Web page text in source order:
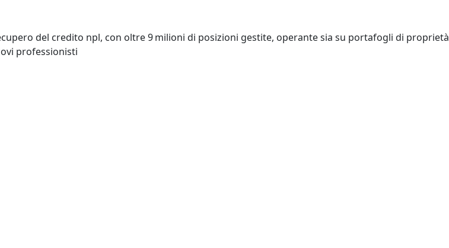
del credito npl, con oltre 9 milioni di posizioni gestite, operante sia su portafogli di proprietà
professionisti